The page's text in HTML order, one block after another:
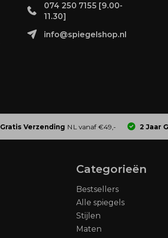
074 250 7155 [9.00-
11.30]
info@spiegelshop.nl
Gratis Verzending NL vanaf €49,- 2 Jaar
Categorieën
Bestsellers
Alle spiegels
Stijlen
Maten